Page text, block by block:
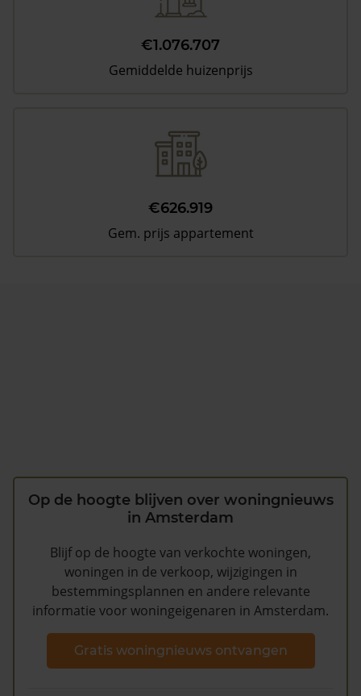
€1.076.707
Gemiddelde huizenprijs
€626.919
Gem. prijs appartement
Op de hoogte blijven over woningnieuws
in Amsterdam
Blijf op de hoogte van verkochte woningen,
woningen in de verkoop, wijzigingen in
bestemmingsplannen en andere relevante
informatie voor woningeigenaren in Amsterdam.
Gratis woningnieuws ontvangen